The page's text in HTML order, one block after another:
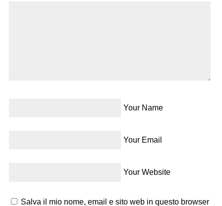
Your Name
Your Email
Your Website
Salva il mio nome, email e sito web in questo browser